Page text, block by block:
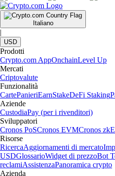
Italiano
|
USD
Prodotti
Crypto.com AppOnchainLevel Up
Mercati
Criptovalute
Funzionalità
CartePanieriEarnStakeDeFi Staking
Aziende
CustodiaPay (per i rivenditori)
Sviluppatori
Cronos PoSCronos EVMCronos
Risorse
RicercaAggiornamenti di mercato
USDGlossarioWidget di prezzoBot
reclamiAssistenzaPanoramica crypto
Azienda